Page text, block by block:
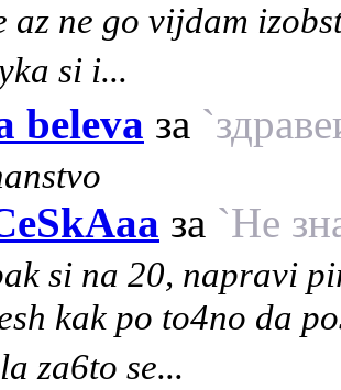
az ne go vijdam
si i...
beleva за
за `Не
si na 20, napravi
kak po to4no da
za6to se...